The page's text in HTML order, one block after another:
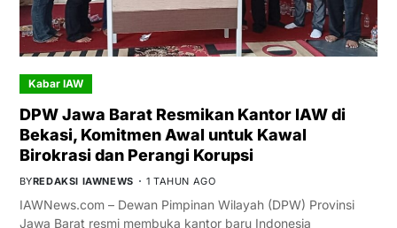
Kabar IAW
DPW Jawa Barat Resmikan Kantor IAW di
Bekasi, Komitmen Awal untuk Kawal
Birokrasi dan Perangi Korupsi
BYREDAKSI IAWNEWS 1 TAHUN AGO
IAWNews.com – Dewan Pimpinan Wilayah (DPW) Provinsi
Jawa Barat resmi membuka kantor baru Indonesia